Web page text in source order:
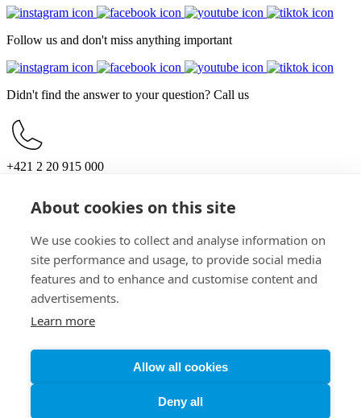
About cookies on this site
We use cookies to collect and analyse information on
site performance and usage, to provide social media
features and to enhance and customise content and
advertisements.
Learn more
Allow all cookies
Deny all
Follow us and don't miss anything important
Didn't find the answer to your question? Call us
+421 2 20 915 000
For customers
Parking
How to get here
For partners
Documents for investors
Work offers
Contacts
Cookie policy
Cookies settings